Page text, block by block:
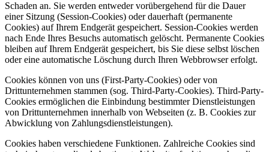
Schaden an. Sie werden entweder vorübergehend für die Dauer
einer Sitzung (Session-Cookies) oder dauerhaft (permanente
Cookies) auf Ihrem Endgerät gespeichert. Session-Cookies werden
nach Ende Ihres Besuchs automatisch gelöscht. Permanente Cookies
bleiben auf Ihrem Endgerät gespeichert, bis Sie diese selbst löschen
oder eine automatische Löschung durch Ihren Webbrowser erfolgt.
Cookies können von uns (First-Party-Cookies) oder von
Drittunternehmen stammen (sog. Third-Party-Cookies). Third-Party-
Cookies ermöglichen die Einbindung bestimmter Dienstleistungen
von Drittunternehmen innerhalb von Webseiten (z. B. Cookies zur
Abwicklung von Zahlungsdienstleistungen).
Cookies haben verschiedene Funktionen. Zahlreiche Cookies sind